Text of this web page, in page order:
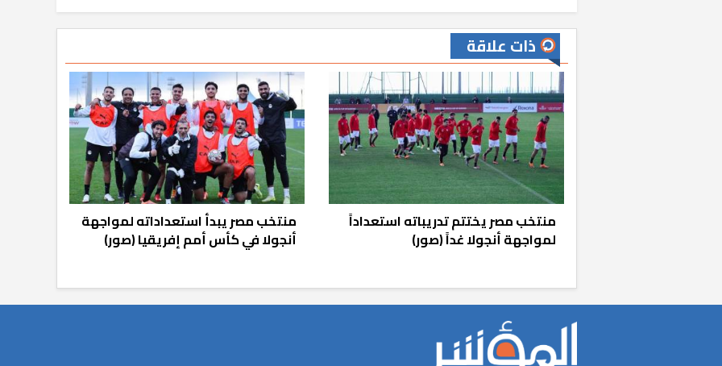
ذات علاقة
منتخب مصر يختتم تدريباته استعداداً
لمواجهة أنجولا غداً (صور)
منتخب مصر يبدأ استعداداته لمواجهة
أنجولا في كأس أمم إفريقيا (صور)